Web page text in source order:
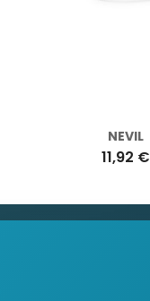
NEVIL
11,92 €